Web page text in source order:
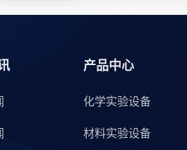
产品中心
化学实验设备
材料实验设备